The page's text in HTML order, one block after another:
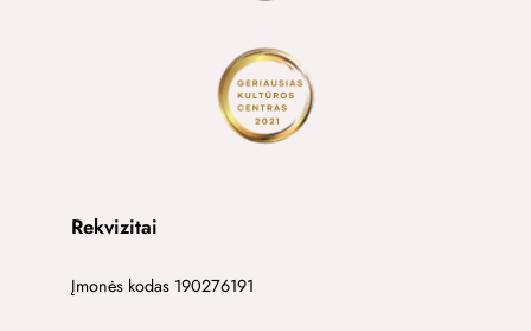
Rekvizitai
Įmonės kodas 190276191